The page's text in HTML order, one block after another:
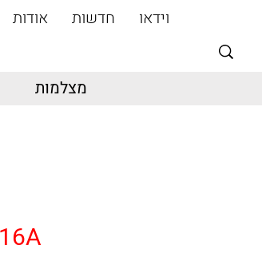
וידאו חדשות אודות
מצלמות